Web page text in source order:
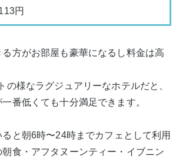
円
方がお部屋も豪華になるし料金は高
の様なラグジュアリーなホテルだと、
番低くても十分満足できます。
と朝6時〜24時までカフェとして利用
朝食・アフタヌーンティー・イブニン